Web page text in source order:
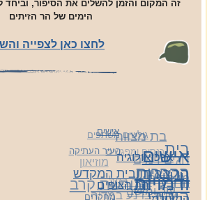
זה המקום והזמן להשלים את הסיפור, וביחד
הימים של הר הזיתים
לחצו כאן לצפייה
אישים
אישים
ודמויות
ארכיאולוגיהבית
הקברות
בת מצווה
גולשים משתפים
העיר העתיקה
הר הבית ובית המקדש
הר הצופים
הרובע
הרצאות
חגים וימים
מיוחדים
כנסים ומפגשים
מוזיאון
מורשת קרב
מחקרים עיר ומושב
קבר רחל
שרה ברנע במדיה